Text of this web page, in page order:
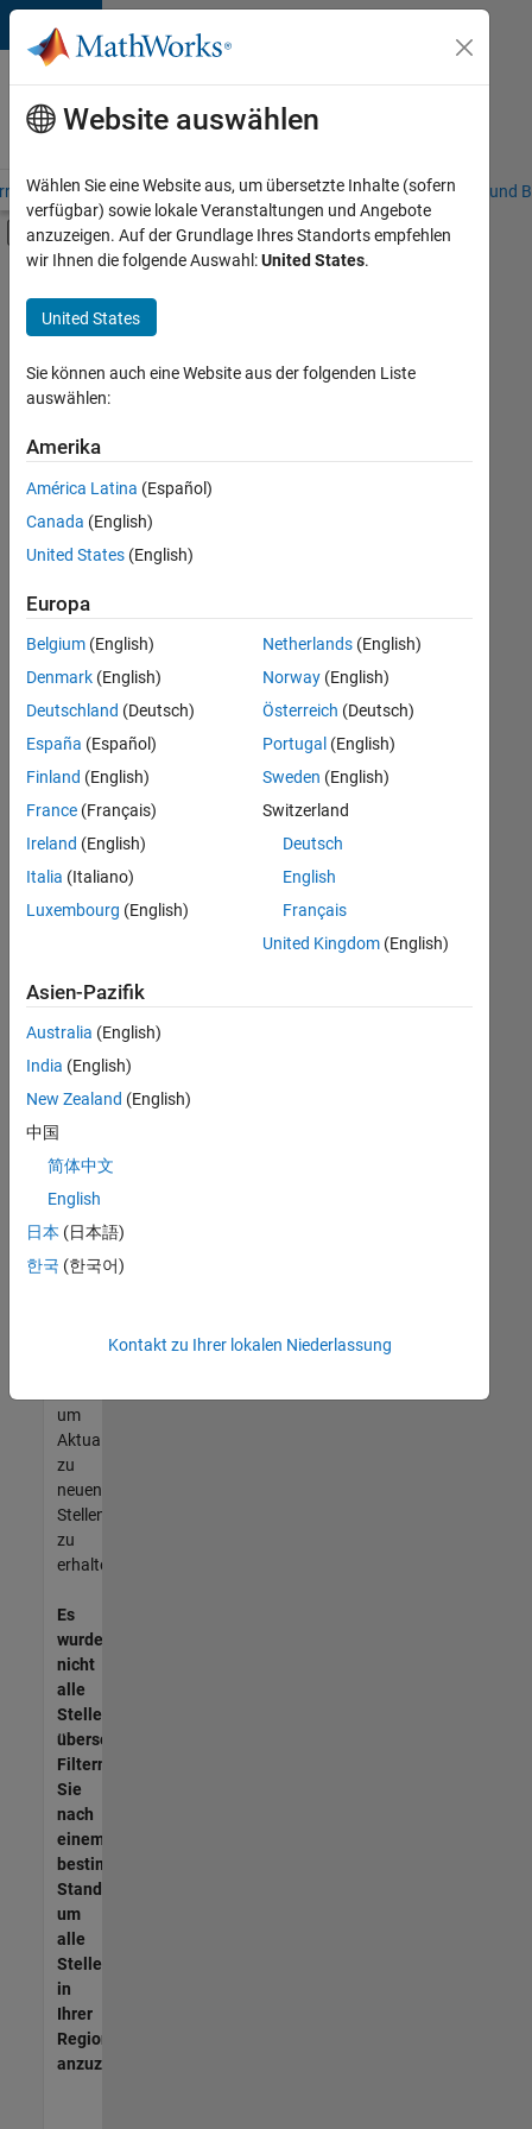
Weiter zum Inhalt
Karriere
bei
MathWorks
– Übersicht Stellensuche Niederlassungen Studierende und
Umschaltung für Off-Canvas-
Hauptinhalt
Information Technology
Commercial Sales
Customer Support
Education Sales
Inside Sales
Sales Operations
Marketing Communications
Marketing Services
Büro- und Verwaltungsdienste
+9
Derzeit
es
keine
offenen
Stellen,
Ihren
Suchkriterien
entsprechen.
können
die
Suchkriterien
weiter
fassen
oder
alle
Stellenangebote
anzeigen .
noch
keine
offenen
Stellen
können,
die
Ihren
entsprechen,
werden
unseres
um
Aktualisierungen
zu
neuen
Stellenangeboten
zu
erhalten.
Es
wurden
nicht
alle
Stellen
übersetzt.
Filtern
Sie
nach
einem
bestimmten
Standort,
um
alle
Stellenangebote
in
Ihrer
Region
anzuzeigen.
Website auswählen
Wählen Sie eine Website aus, um übersetzte Inhalte (sofern
verfügbar) sowie lokale Veranstaltungen und Angebote
anzuzeigen. Auf der Grundlage Ihres Standorts empfehlen
wir Ihnen die folgende Auswahl:United States.
United States
Sie können auch eine Website aus der folgenden Liste
auswählen:
Amerika
América Latina (Español)
Canada (English)
United States (English)
Europa
Belgium (English)
Denmark (English)
Deutschland (Deutsch)
España (Español)
Finland (English)
France (Français)
Ireland (English)
Italia (Italiano)
Luxembourg (English)
Netherlands(English)
Norway(English)
Österreich (Deutsch)
Portugal (English)
Sweden (English)
Switzerland
Deutsch
English
Français
United Kingdom(English)
Asien-Pazifik
Australia (English)
India (English)
New Zealand (English)
中国
简体中文
English
日本 (日本語)
한국 (한국어)
Kontakt zu Ihrer lokalen Niederlassung